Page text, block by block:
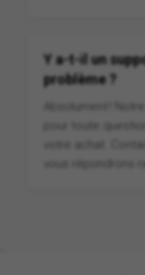
Y a-t-il un
problème ?
pour toute
votre achat.
vous répondrons